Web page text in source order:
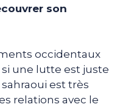
son
occidentaux
une lutte est juste
est très
relations avec le